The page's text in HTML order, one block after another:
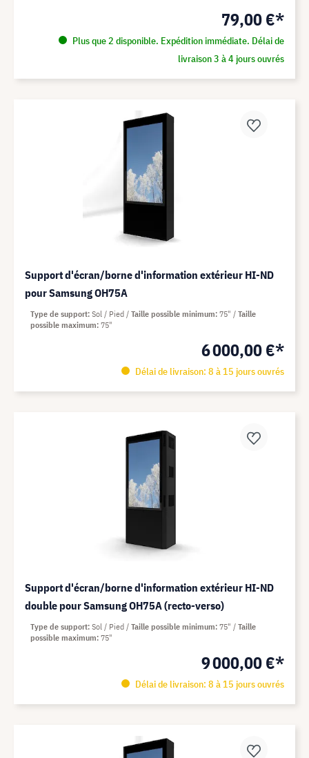
79,00 €*
Plus que 2 disponible. Expédition immédiate. Délai de
livraison 3 à 4 jours ouvrés
Support d'écran/borne d'information extérieur HI-ND
pour Samsung OH75A
6 000,00 €*
Délai de livraison: 8 à 15 jours ouvrés
Type de support Sol / Pied Taille possible minimum 75"
Taille
possible maximum 75"
Support d'écran/borne d'information extérieur HI-ND
double pour Samsung OH75A (recto-verso)
9 000,00 €*
Délai de livraison: 8 à 15 jours ouvrés
Type de support Sol / Pied Taille possible minimum 75"
Taille
possible maximum 75"